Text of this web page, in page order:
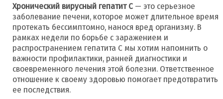
Хронический вирусный гепатит С — это серьезное
заболевание печени, которое может длительное время
протекать бессимптомно, нанося вред организму. В
рамках недели по борьбе с заражением и
распространением гепатита С мы хотим напомнить о
важности профилактики, ранней диагностики и
своевременного лечения этой болезни. Ответственное
отношение к своему здоровью помогает предотвратить
ее последствия.